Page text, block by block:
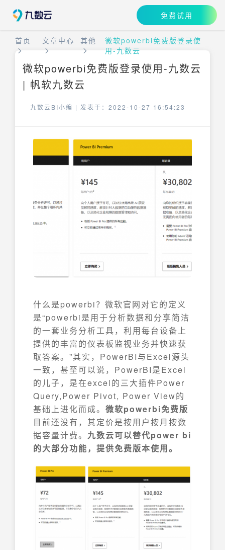
免费试用
首页 文章中心 其他
微软powerbi免费版登录使
用-九数云
微软powerbi免费版登录使用-九数云
| 帆软九数云
九数云BI小编 | 发表于：2022-10-27 16:54:23
什么是powerbi？微软官网对它的定义
是“powerbi是用于分析数据和分享简洁
的一套业务分析工具，利用每台设备上
提供的丰富的仪表板监视业务并快速获
取答案。”其实，PowerBI与Excel源头
一致，甚至可以说，PowerBI是Excel
的儿子，是在excel的三大插件Power
Query,Power Pivot, Power View的
基础上进化而成。 微软powerbi免费版
目前还没有，其定价是按用户按月按数
据容量计费。 九数云可以替代power bi
的大部分功能，提供免费版本使用。